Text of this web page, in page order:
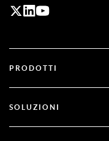
PRODOTTI
SecurID
SOLUZIONI